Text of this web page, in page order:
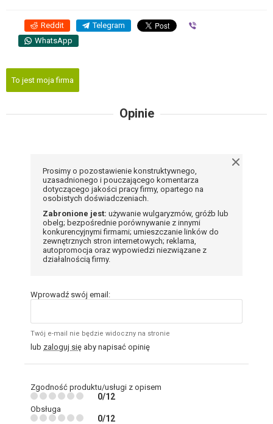
Reddit Telegram
WhatsApp
To jest moja firma
Opinie
Prosimy o pozostawienie konstruktywnego,
uzasadnionego i pouczającego komentarza
dotyczącego jakości pracy firmy, opartego na
osobistych doświadczeniach.
Zabronione jest: używanie wulgaryzmów, gróźb lub
obelg; bezpośrednie porównywanie z innymi
konkurencyjnymi firmami; umieszczanie linków do
zewnętrznych stron internetowych; reklama,
autopromocja oraz wypowiedzi niezwiązane z
działalnością firmy.
Wprowadź swój email:
Twój e-mail nie będzie widoczny na stronie
lub zaloguj się aby napisać opinię
Zgodność produktu/usługi z opisem
0/12
Obsługa
0/12